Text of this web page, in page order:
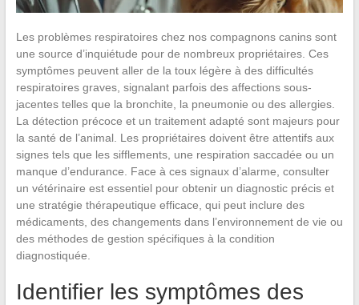
Les problèmes respiratoires chez nos compagnons canins sont
une source d’inquiétude pour de nombreux propriétaires. Ces
symptômes peuvent aller de la toux légère à des difficultés
respiratoires graves, signalant parfois des affections sous-
jacentes telles que la bronchite, la pneumonie ou des allergies.
La détection précoce et un traitement adapté sont majeurs pour
la santé de l’animal. Les propriétaires doivent être attentifs aux
signes tels que les sifflements, une respiration saccadée ou un
manque d’endurance. Face à ces signaux d’alarme, consulter
un vétérinaire est essentiel pour obtenir un diagnostic précis et
une stratégie thérapeutique efficace, qui peut inclure des
médicaments, des changements dans l’environnement de vie ou
des méthodes de gestion spécifiques à la condition
diagnostiquée.
Identifier les symptômes des